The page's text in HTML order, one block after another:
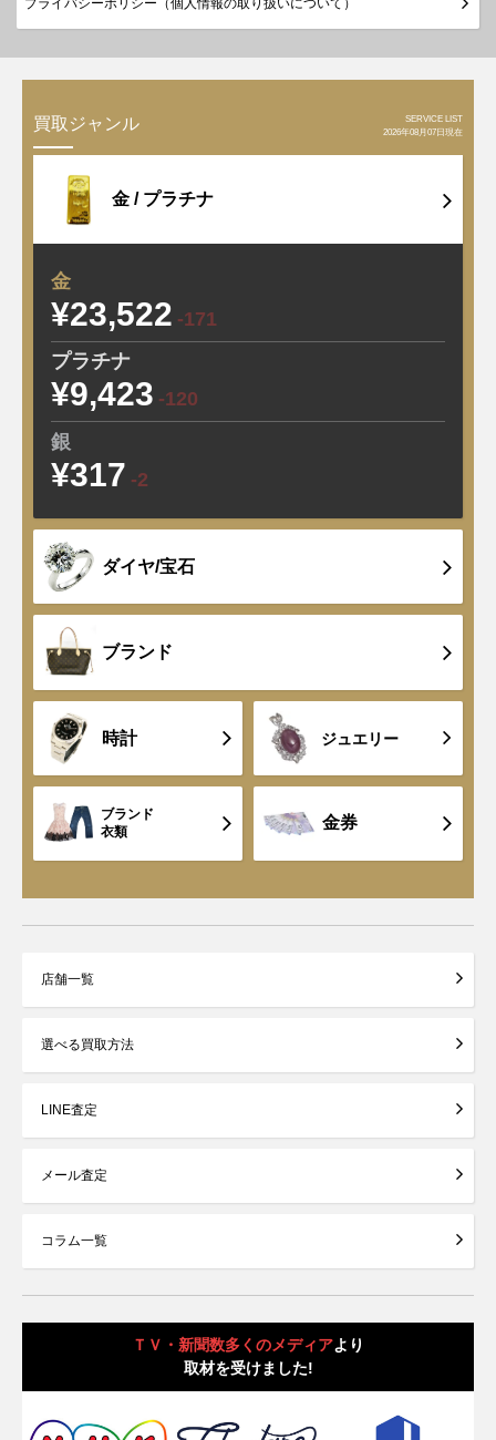
プライバシーポリシー（個人情報の取り扱いについて）
買取ジャンル
SERVICE LIST
2026年08月07日現在
金 / プラチナ
金
¥23,522 -171
プラチナ
¥9,423 -120
銀
¥317 -2
ダイヤ/宝石
ブランド
時計 ジュエリー
ブランド
衣類
金券
店舗一覧
選べる買取方法
LINE査定
メール査定
コラム一覧
ＴＶ・新聞数多くのメディアより
取材を受けました!